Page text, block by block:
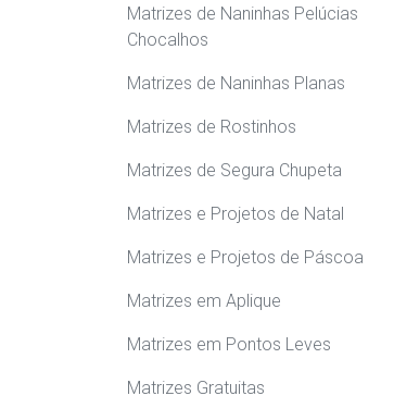
Matrizes de Naninhas Pelúcias
Chocalhos
Matrizes de Naninhas Planas
Matrizes de Rostinhos
Matrizes de Segura Chupeta
Matrizes e Projetos de Natal
Matrizes e Projetos de Páscoa
Matrizes em Aplique
Matrizes em Pontos Leves
Matrizes Gratuitas